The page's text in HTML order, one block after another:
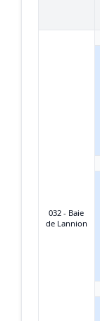
032 - Baie
de Lannion